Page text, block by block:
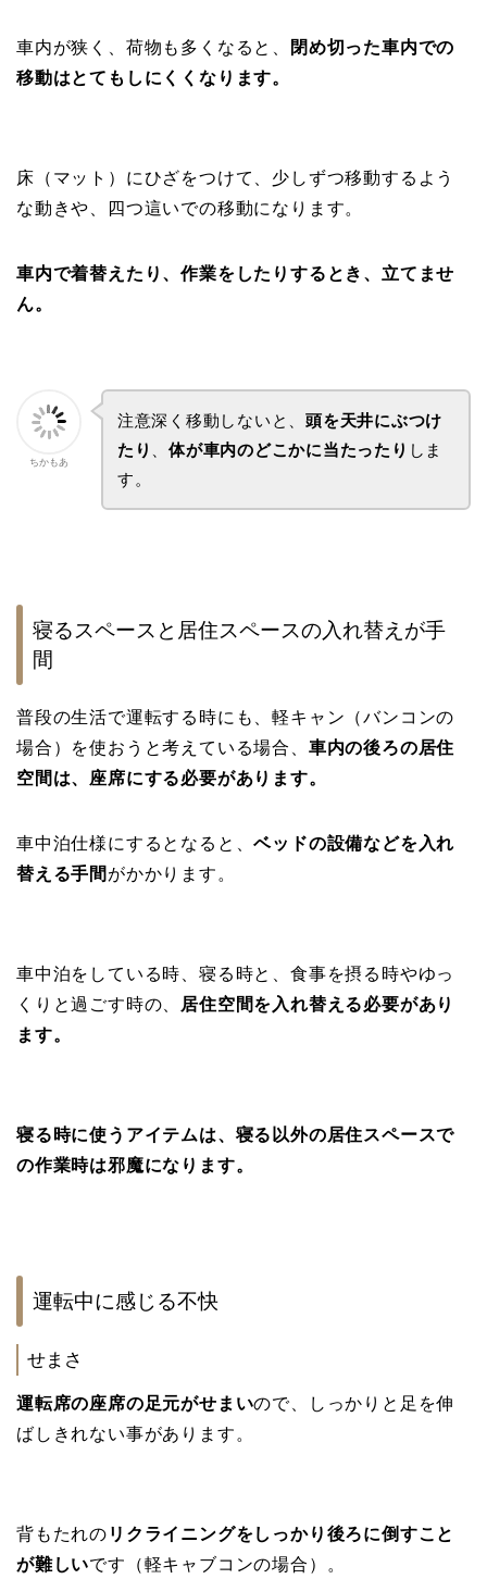
車内が狭く、荷物も多くなると、
閉め切った車内での
移動はとてもしにくくなります。
床（マット）にひざをつけて、少しずつ移動するよう
な動きや、四つ這いでの移動になります。
車内で着替えたり、作業をしたりするとき、立てませ
ん。
ちかもあ
注意深く移動しないと、頭を天井にぶつけ
たり
、体が車内のどこかに当たったり しま
す。
寝るスペースと居住スペースの入れ替えが手
間
普段の生活で運転する時にも、軽キャン（バンコンの
場合）を使おうと考えている場合、 車内の後ろの居住
空間は、座席にする必要があります。
車中泊仕様にするとなると、ベッドの設備などを入れ
替える手間 がかかります。
車中泊をしている時、寝る時と、食事を摂る時やゆっ
くりと過ごす時の、
居住空間を入れ替える必要があり
ます。
寝る時に使うアイテムは、寝る以外の居住スペースで
の作業時は邪魔になります。
運転中に感じる不快
せまさ
運転席の座席の足元がせまいので、しっかりと足を伸
ばしきれない事があります。
背もたれの リクライニングをしっかり後ろに倒すこと
が難しいです（軽キャブコンの場合）。